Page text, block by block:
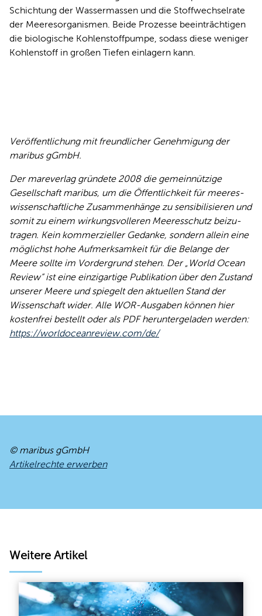
Schichtung der Wassermassen und die Stoffwechselrate
der Meeresorganismen. Beide Prozesse beeinträchtigen
die biologische Kohlenstoffpumpe, sodass diese weniger
Kohlenstoff in großen Tiefen einlagern kann.
Veröffentlichung mit freundlicher Genehmigung der
maribus gGmbH.
Der mareverlag gründete 2008 die gemeinnützige
Gesellschaft maribus, um die Öffentlichkeit für meeres­
wissen­schaftliche Zusam­men­hänge zu sensibilisieren und
somit zu einem wirkungs­volleren Meeres­schutz bei­zu­
tragen. Kein kommerzieller Gedanke, sondern allein eine
möglichst hohe Auf­merk­samkeit für die Belange der
Meere sollte im Vordergrund stehen. Der „World Ocean
Review“ ist eine einzigartige Publikation über den Zustand
unserer Meere und spiegelt den aktuellen Stand der
Wissenschaft wider. Alle WOR-Ausgaben können hier
kostenfrei bestellt oder als PDF heruntergeladen werden:
https://worldoceanreview.com/de/
© maribus gGmbH
Artikelrechte erwerben
Weitere Artikel